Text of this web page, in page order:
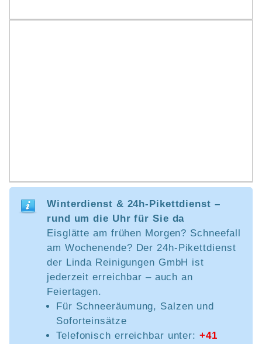
Winterdienst & 24h-Pikettdienst –
rund um die Uhr für Sie da
Eisglätte am frühen Morgen? Schneefall
am Wochenende? Der 24h-Pikettdienst
der Linda Reinigungen GmbH ist
jederzeit erreichbar – auch an
Feiertagen.
Für Schneeräumung, Salzen und
Soforteinsätze
Telefonisch erreichbar unter: +41